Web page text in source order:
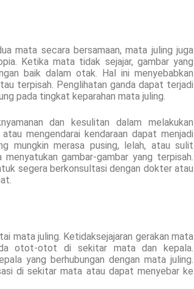
mata secara bersamaan, mata juling juga
Ketika mata tidak sejajar, gambar yang
baik dalam otak. Hal ini menyebabkan
terpisah. Penglihatan ganda dapat terjadi
pada tingkat keparahan mata juling.
dan kesulitan dalam melakukan
mengendarai kendaraan dapat menjadi
mungkin merasa pusing, lelah, atau sulit
gambar-gambar yang terpisah.
segera berkonsultasi dengan dokter atau
mata juling. Ketidaksejajaran gerakan mata
otot-otot di sekitar mata dan kepala.
yang berhubungan dengan mata juling.
di sekitar mata atau dapat menyebar ke